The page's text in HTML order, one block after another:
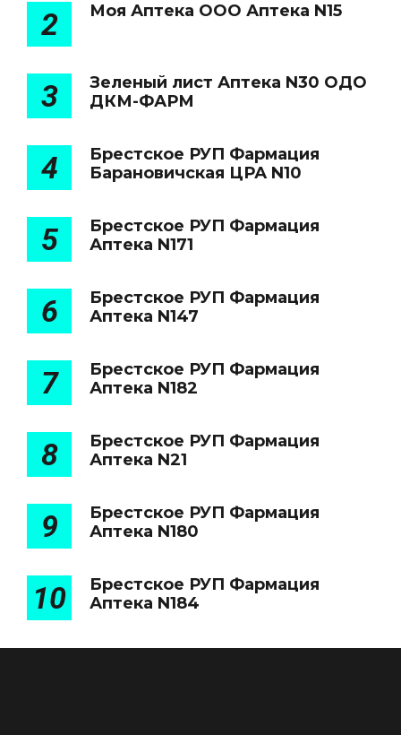
2 Моя Аптека ООО Аптека N15
3
Зеленый лист Аптека N30 ОДО
ДКМ-ФАРМ
4
Брестское РУП Фармация
Барановичская ЦРА N10
5
Брестское РУП Фармация
Аптека N171
6
Брестское РУП Фармация
Аптека N147
7
Брестское РУП Фармация
Аптека N182
8
Брестское РУП Фармация
Аптека N21
9
Брестское РУП Фармация
Аптека N180
10
Брестское РУП Фармация
Аптека N184